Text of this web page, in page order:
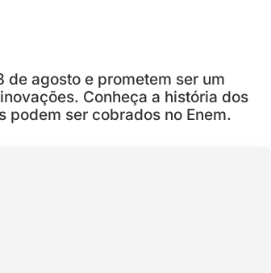
agosto e prometem ser um
Conheça a história dos
podem ser cobrados no Enem.